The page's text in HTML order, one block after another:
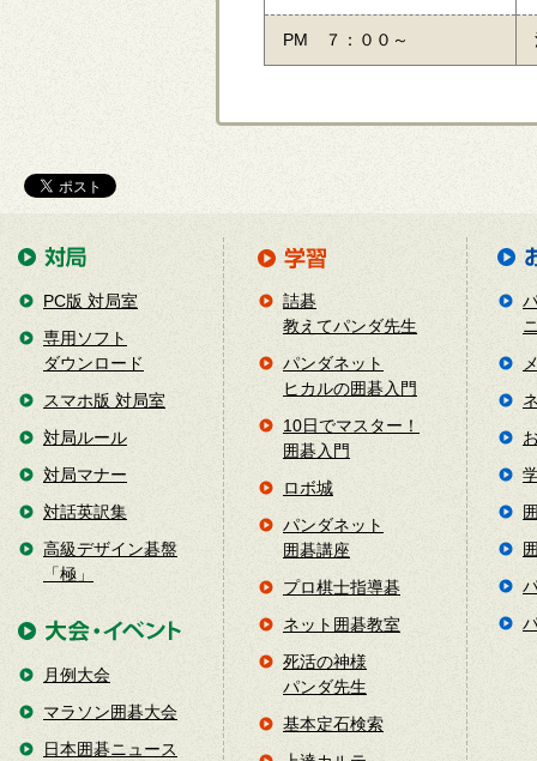
PM ７：００～
PC版 対局室
専用ソフト
ダウンロード
スマホ版 対局室
対局ルール
対局マナー
対話英訳集
高級デザイン碁盤
「極」
月例大会
マラソン囲碁大会
日本囲碁ニュース
詰碁
教えてパンダ先生
パンダネット
ヒカルの囲碁入門
10日でマスター！
囲碁入門
ロボ城
パンダネット
囲碁講座
プロ棋士指導碁
ネット囲碁教室
死活の神様
パンダ先生
基本定石検索